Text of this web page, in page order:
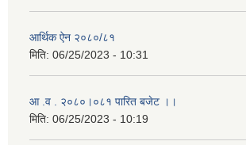
आर्थिक ऐन २०८०/८१
मिति: 06/25/2023 - 10:31
आ .व . २०८०।०८१ पारित बजेट ।।
मिति: 06/25/2023 - 10:19